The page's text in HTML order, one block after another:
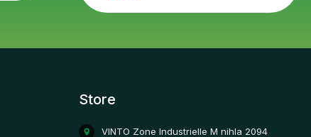
Store
VINTO Zone Industrielle M nihla 2094